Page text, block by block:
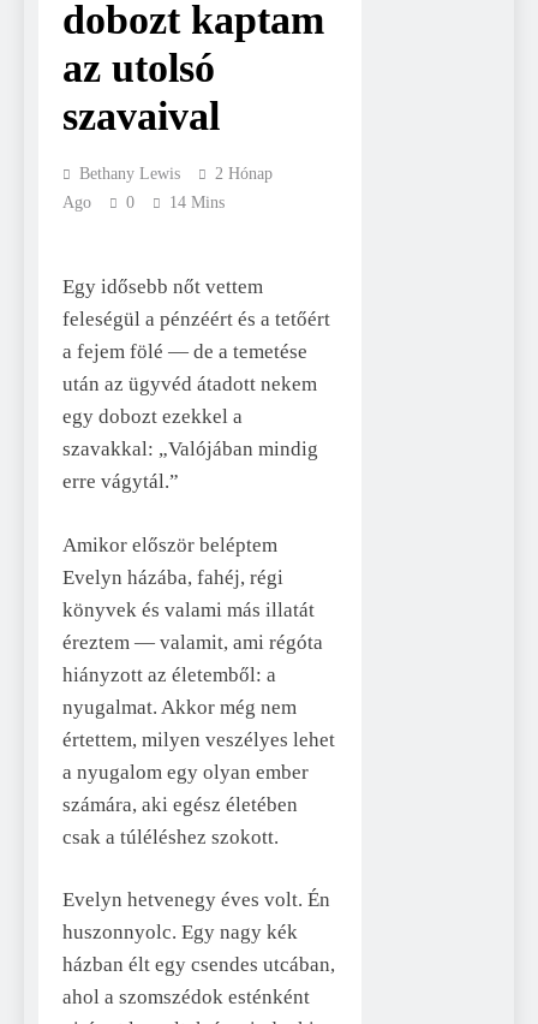
dobozt kaptam
az utolsó
szavaival
Bethany Lewis
2 Hónap
Ago
0 14 Mins
Egy idősebb nőt vettem
feleségül a pénzéért és a tetőért
a fejem fölé — de a temetése
után az ügyvéd átadott nekem
egy dobozt ezekkel a
szavakkal: „Valójában mindig
erre vágytál.”
Amikor először beléptem
Evelyn házába, fahéj, régi
könyvek és valami más illatát
éreztem — valamit, ami régóta
hiányzott az életemből: a
nyugalmat. Akkor még nem
értettem, milyen veszélyes lehet
a nyugalom egy olyan ember
számára, aki egész életében
csak a túléléshez szokott.
Evelyn hetvenegy éves volt. Én
huszonnyolc. Egy nagy kék
házban élt egy csendes utcában,
ahol a szomszédok esténként